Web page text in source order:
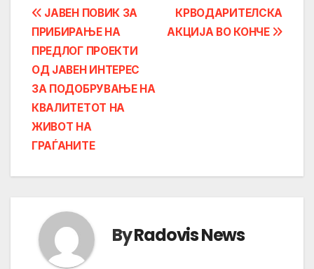
Post
navigation
КРВОДАРИТЕЛСКА
АКЦИЈА ВО КОНЧЕ
ЈАВЕН ПОВИК ЗА
ПРИБИРАЊЕ НА
ПРЕДЛОГ ПРОЕКТИ
ОД ЈАВЕН ИНТЕРЕС
ЗА ПОДОБРУВАЊЕ НА
КВАЛИТЕТОТ НА
ЖИВОТ НА
ГРАЃАНИТЕ
ByRadovis News